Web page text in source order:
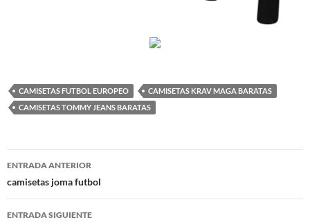
CAMISETAS FUTBOL EUROPEO
CAMISETAS KRAV MAGA BARATAS
CAMISETAS TOMMY JEANS BARATAS
Navegación
de
entradas
ENTRADA ANTERIOR
camisetas joma futbol
ENTRADA SIGUIENTE